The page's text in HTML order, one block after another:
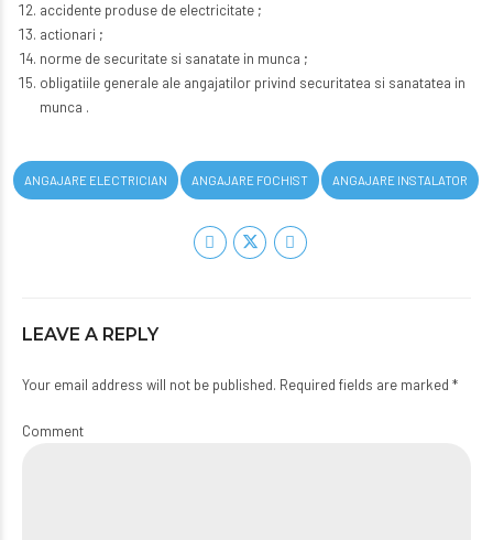
accidente produse de electricitate ;
actionari ;
norme de securitate si sanatate in munca ;
obligatiile generale ale angajatilor privind securitatea si sanatatea in
munca .
ANGAJARE ELECTRICIAN ANGAJARE FOCHIST ANGAJARE INSTALATOR
LEAVE A REPLY
Your email address will not be published. Required fields are marked *
Comment